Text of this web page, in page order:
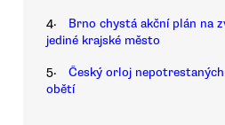
4.
Brno chystá akční plán na
jediné krajské město
5.
Český orloj
obětí